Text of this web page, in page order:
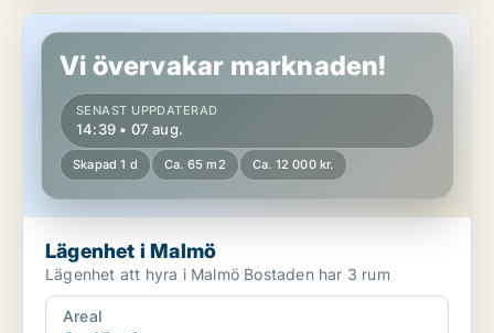
Lägenhet i Malmö
Vi övervakar marknaden!
SENAST UPPDATERAD
14:39 • 07 aug.
Skapad 1 d Ca. 65 m2 Ca. 12 000 kr.
Lägenhet i Malmö
Lägenhet att hyra i Malmö Bostaden har 3 rum
Areal